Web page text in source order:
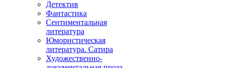
Детектив
Фантастика
Сентиментальная
литература
Юмористическая
литература. Сатира
Художественно-